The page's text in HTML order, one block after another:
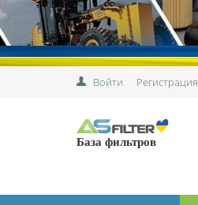
Войти Регистрация
База фильтров